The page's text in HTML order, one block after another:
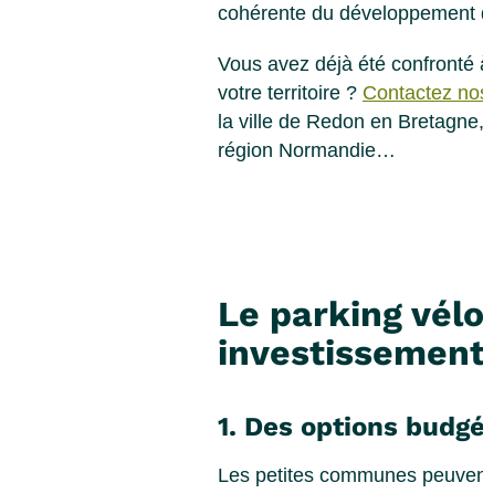
cohérente du
Vous avez déjà été
votre territoire ? Contactez
la ville de Redon en
région Normandie…
Le parking
1. Des options
Les petites communes